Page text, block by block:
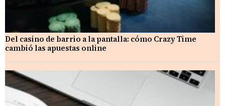
Del casino de barrio a la pantalla: cómo Crazy Time
cambió las apuestas online